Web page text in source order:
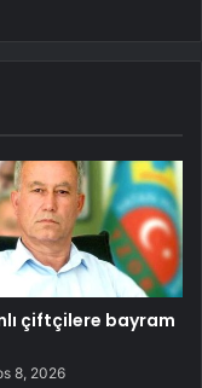
çiftçilere bayram
8, 2026